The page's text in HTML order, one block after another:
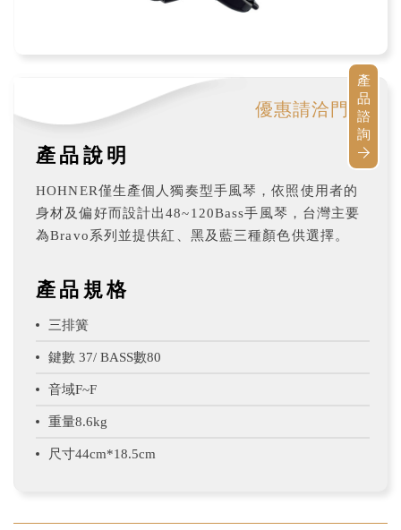
優惠請洽門市
產品說明
HOHNER僅生產個人獨奏型手風琴，依照使用者的
身材及偏好而設計出48~120Bass手風琴，台灣主要
為Bravo系列並提供紅、黑及藍三種顏色供選擇。
產品規格
三排簧
鍵數 37/ BASS數80
音域F~F
重量8.6kg
尺寸44cm*18.5cm
產
品
諮
詢